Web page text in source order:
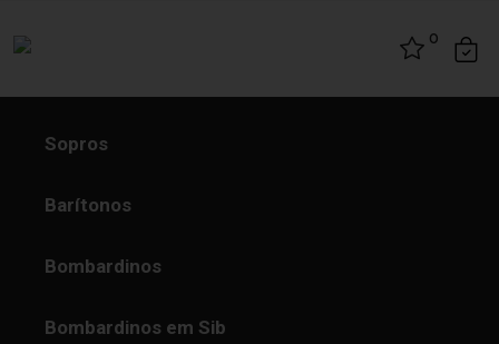
0
Sopros
Barítonos
Bombardinos
Bombardinos em Sib